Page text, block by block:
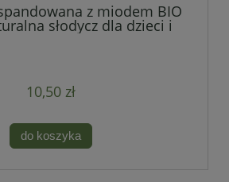
z miodem BIO
słodycz dla dzieci i
całej rodziny
10,50 zł
do koszyka